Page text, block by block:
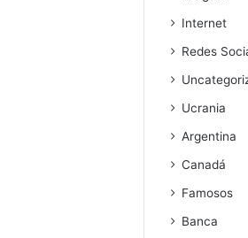
Internet
Redes
Ucrania
Argentina
Canadá
Famosos
Banca